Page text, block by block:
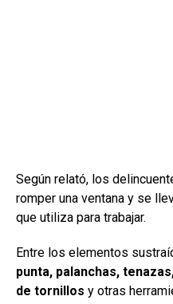
Según relató, los
romper una ventana y se
que utiliza para trabajar.
Entre los elementos
punta, palanchas,
de tornillos y otras